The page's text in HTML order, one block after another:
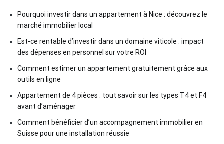
Pourquoi investir dans un appartement à Nice : découvrez le
marché immobilier local
Est-ce rentable d’investir dans un domaine viticole : impact
des dépenses en personnel sur votre ROI
Comment estimer un appartement gratuitement grâce aux
outils en ligne
Appartement de 4 pièces : tout savoir sur les types T4 et F4
avant d’aménager
Comment bénéficier d’un accompagnement immobilier en
Suisse pour une installation réussie